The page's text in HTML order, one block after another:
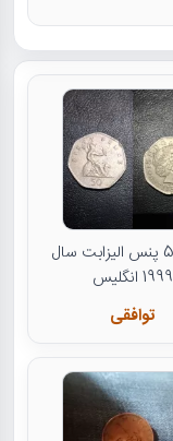
سکه 50 پنس الیزابت سال
1999 انگلیس
توافقی